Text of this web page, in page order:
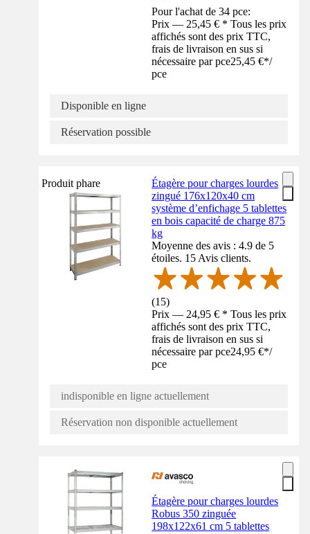
Pour l'achat de 34 pce:
Prix — 25,45 € * Tous les prix
affichés sont des prix TTC,
frais de livraison en sus si
nécessaire par pce25,45 €*/
pce
Disponible en ligne
Réservation possible
Produit phare
Étagère pour charges lourdes
zingué 176x120x40 cm
système d’enfichage 5 tablettes
en bois capacité de charge 875
kg
Moyenne des avis : 4.9 de 5
étoiles. 15 Avis clients.
(15)
Prix — 24,95 € * Tous les prix
affichés sont des prix TTC,
frais de livraison en sus si
nécessaire par pce24,95 €*/
pce
indisponible en ligne actuellement
Réservation non disponible actuellement
Étagère pour charges lourdes
Robus 350 zinguée
198x122x61 cm 5 tablettes